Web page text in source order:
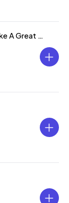
1 troy ounce silver coin Panda Make A Great Figure 2022